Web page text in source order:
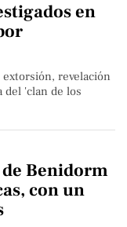
en
extorsión, revelación
del 'clan de los
Benidorm
con un